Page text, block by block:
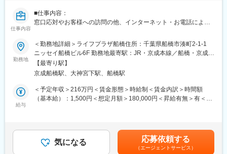
変更の範囲：無
仕事内容
■仕事内容：
窓口応対やお客様への訪問の他、インターネット・お電話による
ビス及び営業
■労働契約補足：
まずはサービスサポートスタッフ(パート職制／３ヵ月毎に契約更
新)として採用します。パート職制を経て、お客様へのコンサルテ
ィングに必要な基礎知識・基礎スキルを習得し勤務良好の場合、
サービスコーディネーター(正職員)への登用※となります。
※本人希望・業務習熟度・勤務実態等に応じて、サービスコーディ
【期間の定め】無
【初任給月額】231,000円
勤務地
＜勤務地詳細＞ライフプラザ船橋住所：千葉県船橋市湊町2-1-1
ニッセイ船橋ビル6F 勤務地最寄駅：JR・京成本線／船橋・京成船
橋駅受動喫煙対策：屋内全面禁煙変更の範囲：会社の定める事業
所
【最寄り駅】
京成船橋駅、大神宮下駅、船橋駅
給与
＜予定年収＞216万円＜賃金形態＞時給制＜賃金内訳＞時間額
（基本給）：1,500円＜想定月額＞180,000円＜昇給有無＞有＜残
は、職務内容欄参照。賃金はあくまでも目安の金額であり、選考
を通じて上下する可能性があります。月給(月額)は固定手当を含め
気になる 応募依頼する
（エージェントサービス）